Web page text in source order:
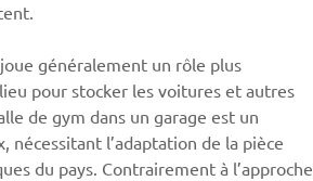
généralement un rôle plus
pour stocker les voitures et autres
de gym dans un garage est un
nécessitant l’adaptation de la pièce
du pays. Contrairement à l’approche